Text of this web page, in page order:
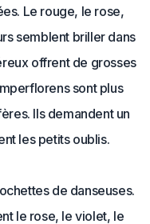
Le rouge, le rose,
semblent briller dans
offrent de grosses
sont plus
Ils demandent un
les petits oublis.
de danseuses.
le rose, le violet, le